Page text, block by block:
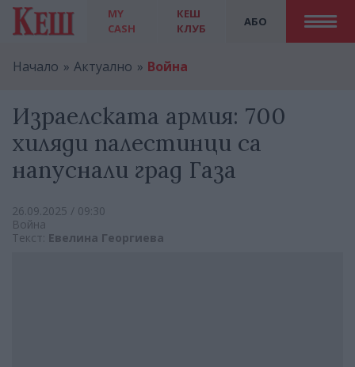
MY
CASH
АБО
КЕШ
КЛУБ
Начало Актуално Война
Израелската армия: 700
хиляди палестинци са
напуснали град Газа
26.09.2025 / 09:30
Война
Текст: Евелина Георгиева